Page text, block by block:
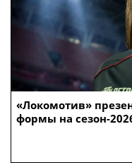
«Локомотив»
формы на сезон-